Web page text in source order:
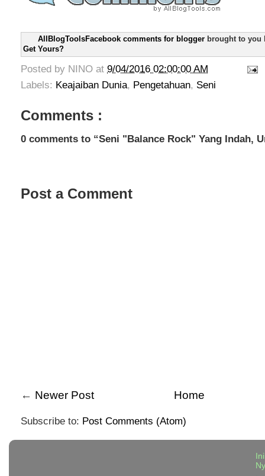
AllBlogToolsFacebook comments for blogger brought to you
Get Yours?
Posted by NINO at 9/04/2016 02:00:00 AM
Labels: Keajaiban Dunia, Pengetahuan, Seni
Comments :
0 comments to “Seni "Balance Rock" Yang Indah,
Post a Comment
← Newer Post Home
Subscribe to: Post Comments (Atom)